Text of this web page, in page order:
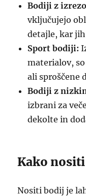
Bodiji z
vključujejo
detajle, kar
Sport bodiji:
materialov,
ali sproščene
Bodiji z
izbrani za
dekolte in
Kako
Nositi bodij je